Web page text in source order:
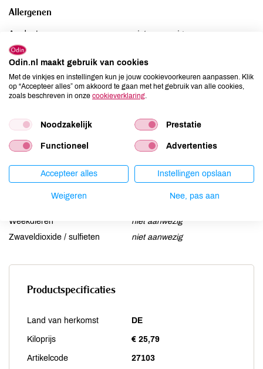
Allergenen
Aardnoten
niet aanwezig
Ei
Gluten
niet aanwezig
Lactose
niet aanwezig
Lupine
niet aanwezig
Noten
niet aanwezig
Schaaldieren
niet aanwezig
niet aanwezig
Weekdieren
niet aanwezig
Zwaveldioxide / sulfieten
niet aanwezig
Productspecificaties
Land van herkomst DE
Kiloprijs € 25,79
Artikelcode 27103
Odin.nl maakt gebruik van cookies
Met de vinkjes en instellingen kun je jouw cookievoorkeuren aanpassen. Klik
op “Accepteer alles” om akkoord te gaan met het gebruik van alle cookies,
zoals beschreven in onze cookieverklaring.
Noodzakelijk Prestatie
Functioneel Advertenties
Accepteer alles Instellingen opslaan
Weigeren Nee, pas aan